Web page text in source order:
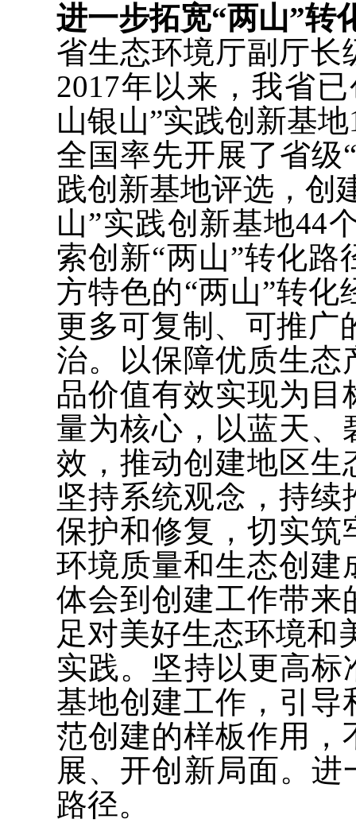
进一步拓宽“两山”转
省生态环境厅副厅长
2017年以来，我省
山银山”实践创新基
全国率先开展了省级
践创新基地评选，创
山”实践创新基地44
索创新“两山”转化
方特色的“两山”转
更多可复制、可推广
治。以保障优质生态
品价值有效实现为目
量为核心，以蓝天、
效，推动创建地区生
坚持系统观念，持
保护和修复，切实筑
环境质量和生态创建
体会到创建工作带来
足对美好生态环境和
实践。坚持以更高标
基地创建工作，引导
范创建的样板作用，
展、开创新局面。进
路径。